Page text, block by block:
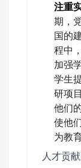
注重
期，
国的
程中
加强
学生
研项
他们
使他
为教
人才贡